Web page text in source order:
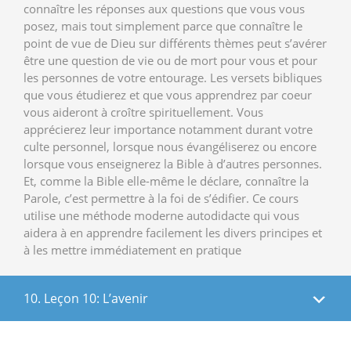
connaître les réponses aux questions que vous vous
posez, mais tout simplement parce que connaître le
point de vue de Dieu sur différents thèmes peut s’avérer
être une question de vie ou de mort pour vous et pour
les personnes de votre entourage. Les versets bibliques
que vous étudierez et que vous apprendrez par coeur
vous aideront à croître spirituellement. Vous
apprécierez leur importance notamment durant votre
culte personnel, lorsque nous évangéliserez ou encore
lorsque vous enseignerez la Bible à d’autres personnes.
Et, comme la Bible elle-même le déclare, connaître la
Parole, c’est permettre à la foi de s’édifier. Ce cours
utilise une méthode moderne autodidacte qui vous
aidera à en apprendre facilement les divers principes et
à les mettre immédiatement en pratique
10. Leçon 10: L’avenir